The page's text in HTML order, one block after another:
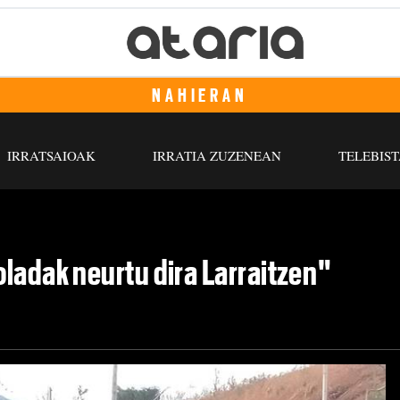
NAHIERAN
IRRATSAIOAK IRRATIA ZUZENEAN
neurtu dira Larraitzen"